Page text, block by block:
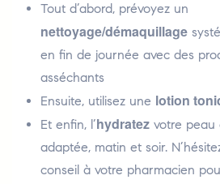
Tout d’abord, prévoyez un
nettoyage/démaquillage
en fin de journée avec des
asséchants
Ensuite, utilisez une lotion
Et enfin, l’hydratez votre peau
adaptée, matin et soir.
conseil à votre pharmacien